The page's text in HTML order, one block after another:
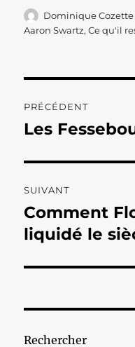
Auteur
Dominique Cozette
Aaron Swartz,Ce qu'il
de
PRÉCÉDENT
Publication
Les
SUIVANT
Publication
suivante :
Comment
liquidé le
Rechercher